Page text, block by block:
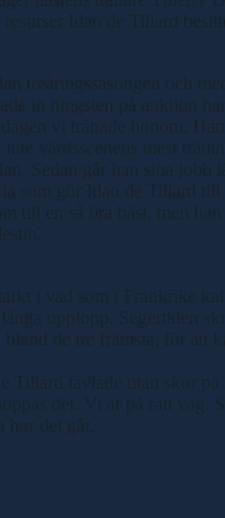
Idao de Tillard
treåringssäsongen och
in hingsten på auktion
vi tränade honom.
värdsscenens mest
Sedan går han sina jobb
som gör Idao de Tillard till
till en så bra häst, men
i vad som i Frankrike
upplopp. Segertiden
bland de tre främsta, för
Tillard tävlade utan skor
det. Vi är på rätt
det går.